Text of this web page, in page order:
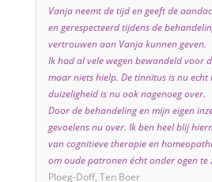
Vanja neemt de tijd en geeft de
en gerespecteerd tijdens de
vertrouwen aan Vanja kunnen geven.
Ik had al vele wegen bewandeld voor
maar niets hielp. De tinnitus is nu echt
duizeligheid is nu ook nagenoeg over.
Door de behandeling en mijn eigen
gevoelens nu over. Ik ben heel blij
van cognitieve therapie en
om oude patronen écht onder ogen te
Ploeg-Doff, Ten Boer